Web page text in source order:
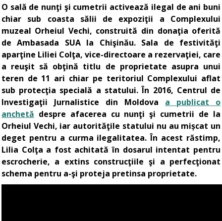
O sală de nunţi şi cumetrii activează ilegal de ani buni
chiar sub coasta sălii de expoziţii a Complexului
muzeal Orheiul Vechi, construită din donaţia oferită
de Ambasada SUA la Chişinău. Sala de festivităţi
aparţine Liliei Colţa, vice-directoare a rezervaţiei, care
a reuşit să obţină titlu de proprietate asupra unui
teren de 11 ari chiar pe teritoriul Complexului aflat
sub protecţia specială a statului. În 2016, Centrul de
Investigaţii Jurnalistice din Moldova a publicat o
anchetă despre afacerea cu nunţi şi cumetrii de la
Orheiul Vechi, iar autorităţile statului nu au mișcat un
deget pentru a curma ilegalitatea. În acest răstimp,
Lilia Colţa a fost achitată în dosarul intentat pentru
escrocherie, a extins construcţiile şi a perfecţionat
schema pentru a-şi proteja pretinsa proprietate.